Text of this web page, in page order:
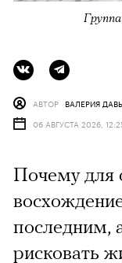
АВТОР ВАЛЕРИЯ
06 АВГУСТА 2026,
Почему для
последним,
рисковать